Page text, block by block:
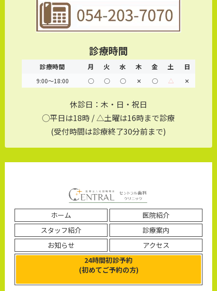
診療時間
診療時間 月 火 水 木 金 土 日
9:00～18:00 ◯ ◯ ◯ ✕ ◯ △ ✕
休診日：木・日・祝日
◯平日は18時 / △土曜は16時まで診療
(受付時間は診療終了30分前まで)
ホーム
医院紹介
スタッフ紹介
診療案内
お知らせ
アクセス
24時間初診予約
(初めてご予約の方)